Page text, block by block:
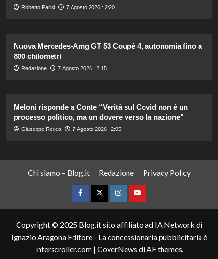
Roberto Parisi 7 Agosto 2026 : 2:20
Nuova Mercedes-Amg GT 53 Coupè 4, autonomia fino a
800 chilometri
Redazione 7 Agosto 2026 : 2:15
Meloni risponde a Conte “Verità sul Covid non è un
processo politico, ma un dovere verso la nazione”
Giuseppe Recca 7 Agosto 2026 : 2:05
Chi siamo – Blog.it Redazione Privacy Policy
FacebookTwitterInstagramYouTube
Copyright © 2025 Blog.it sito affiliato ad IA Network di
Ignazio Aragona Editore - La concessionaria pubblicitaria è
Interscroller.com | CoverNews di AF themes.